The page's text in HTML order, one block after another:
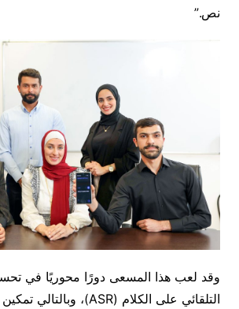
نص.”
وقد لعب هذا المسعى دورًا محوريًا في